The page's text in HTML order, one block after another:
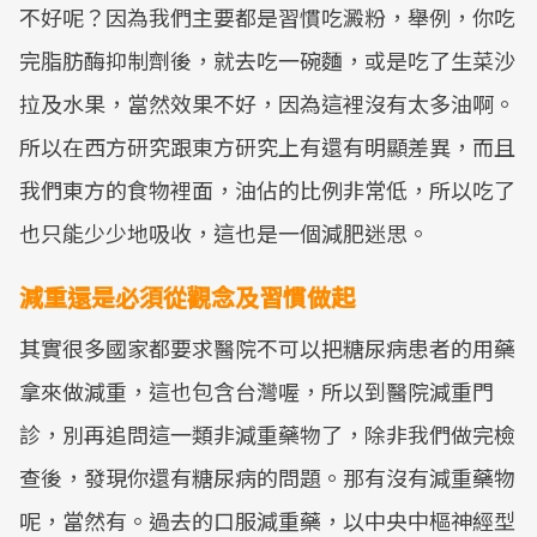
不好呢？因為我們主要都是習慣吃澱粉，舉例，你吃
完脂肪酶抑制劑後，就去吃一碗麵，或是吃了生菜沙
拉及水果，當然效果不好，因為這裡沒有太多油啊。
所以在西方研究跟東方研究上有還有明顯差異，而且
我們東方的食物裡面，油佔的比例非常低，所以吃了
也只能少少地吸收，這也是一個減肥迷思。
減重還是必須從觀念及習慣做起
其實很多國家都要求醫院不可以把糖尿病患者的用藥
拿來做減重，這也包含台灣喔，所以到醫院減重門
診，別再追問這一類非減重藥物了，除非我們做完檢
查後，發現你還有糖尿病的問題。那有沒有減重藥物
呢，當然有。過去的口服減重藥，以中央中樞神經型